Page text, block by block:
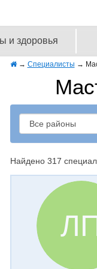
и здоровья
→ Специалисты →
Найдено 317